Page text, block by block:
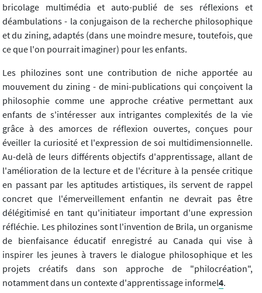
bricolage multimédia et auto-publié de ses réflexions et
déambulations - la conjugaison de la recherche philosophique
et du zining, adaptés (dans une moindre mesure, toutefois, que
ce que l'on pourrait imaginer) pour les enfants.
Les philozines sont une contribution de niche apportée au
mouvement du zining - de mini-publications qui conçoivent la
philosophie comme une approche créative permettant aux
enfants de s'intéresser aux intrigantes complexités de la vie
grâce à des amorces de réflexion ouvertes, conçues pour
éveiller la curiosité et l'expression de soi multidimensionnelle.
Au-delà de leurs différents objectifs d'apprentissage, allant de
l'amélioration de la lecture et de l'écriture à la pensée critique
en passant par les aptitudes artistiques, ils servent de rappel
concret que l'émerveillement enfantin ne devrait pas être
délégitimisé en tant qu'initiateur important d'une expression
réfléchie. Les philozines sont l'invention de Brila, un organisme
de bienfaisance éducatif enregistré au Canada qui vise à
inspirer les jeunes à travers le dialogue philosophique et les
projets créatifs dans son approche de "philocréation",
notamment dans un contexte d'apprentissage informel4.